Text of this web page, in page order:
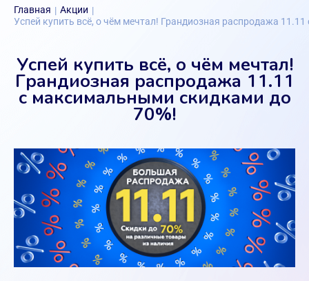
Главная | Акции |
Успей купить всё, о чём мечтал! Грандиозная распродажа
Успей купить всё, о чём мечтал!
Грандиозная распродажа 11.11
с максимальными скидками до
70%!